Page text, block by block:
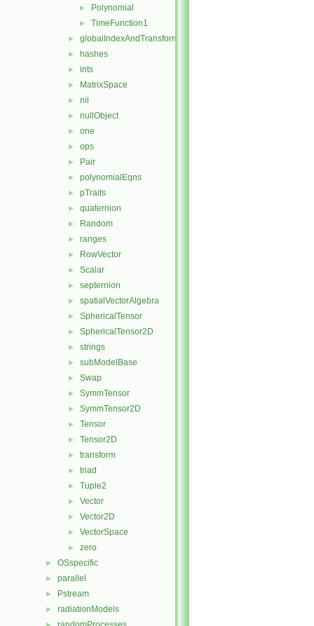
► Polynomial
► TimeFunction1
► globalIndexAndTransform
► hashes
► ints
► MatrixSpace
► nil
► nullObject
► one
► ops
► Pair
► polynomialEqns
► pTraits
► quaternion
► Random
► ranges
► RowVector
► Scalar
► septernion
► spatialVectorAlgebra
► SphericalTensor
► SphericalTensor2D
► strings
► subModelBase
► Swap
► SymmTensor
► SymmTensor2D
► Tensor
► Tensor2D
► transform
► triad
► Tuple2
► Vector
► Vector2D
► VectorSpace
► zero
► OSspecific
► parallel
► Pstream
► radiationModels